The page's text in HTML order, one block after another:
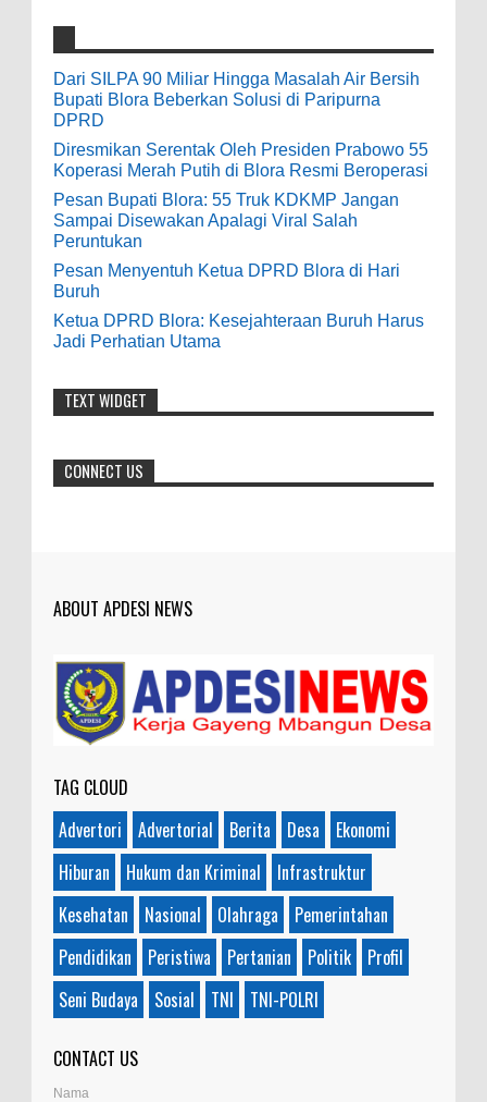
Ekonomi Blora
0 8-2-2026
Bersih Bupati Blora Beberkan Solusi di
Paripurna DPRD
0 7-28-2026
Diresmikan Serentak Oleh Presiden
Resmi Beroperasi
0 5-16-2026
Pesan Bupati Blora: 55 Truk KDKMP Jangan
Peruntukan
0 5-10-2026
odenjaea:
Casino - DrmcdCasino is 부산광역 출
장안마 open and excited 고양 출장샵 to welcome
you back 의정부 출장샵 to a 제주도 출장마사지
world of casino gaming! Experience our great mix
of slots, table games 제주 출장안마 and video
poker! Cas...
Anonymous:
9-28-2020
bulan oktober 2020 ini ?
Anonymous
7-3-2020
Anonymous
Makanya jangan mau jadi guru
honorer
Dari SILPA 90 Miliar Hingga Masalah Air Bersih
Bupati Blora Beberkan Solusi di Paripurna
DPRD
Diresmikan Serentak Oleh Presiden Prabowo 55
Koperasi Merah Putih di Blora Resmi Beroperasi
Pesan Bupati Blora: 55 Truk KDKMP Jangan
Sampai Disewakan Apalagi Viral Salah
Peruntukan
Pesan Menyentuh Ketua DPRD Blora di Hari
Buruh
Ketua DPRD Blora: Kesejahteraan Buruh Harus
Jadi Perhatian Utama
TEXT WIDGET
CONNECT US
ABOUT APDESI NEWS
TAG CLOUD
Advertori
Advertorial Berita Desa
Ekonomi
Hiburan
Hukum dan Kriminal
Infrastruktur
Kesehatan
Nasional Olahraga
Pemerintahan
Pendidikan
Peristiwa Pertanian Politik
Profil
Seni Budaya
Sosial TNI TNI-POLRI
CONTACT US
Nama